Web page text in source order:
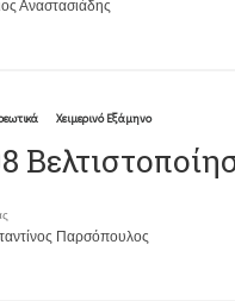
Αναστασιάδης
Χειμερινό Εξάμηνο
Παρσόπουλος